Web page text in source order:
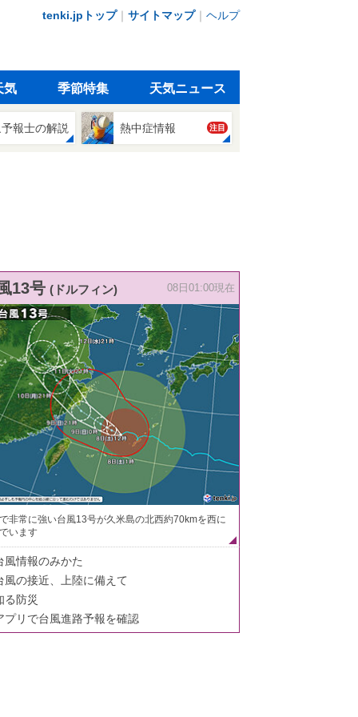
tenki.jpトップ｜ サイトマップ｜ ヘルプ
気 季節特集 天気ニュース
報士の解説 熱中症情報 注目
13号 (ドルフィン) 08日01:00現在
非常に強い台風13号が久米島の北西約70kmを西に
います
風情報のみかた
風の接近、上陸に備えて
る防災
プリで台風進路予報を確認